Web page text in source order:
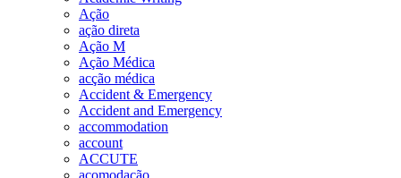
Ação
ação direta
Ação M
Ação Médica
acção médica
Accident & Emergency
Accident and Emergency
accommodation
account
ACCUTE
acomodação